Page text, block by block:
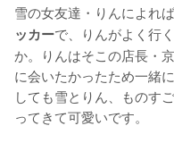
雪の女友達・りんによれば
ッカーで、りんがよく行
か。りんはそこの店長・
に会いたかったため一緒
しても雪とりん、ものす
ってきて可愛いです。